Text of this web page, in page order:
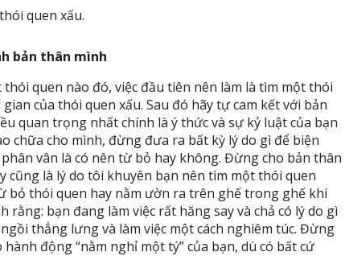
quen xấu.
bản thân mình
quen nào đó, việc đầu tiên nên làm là tìm một thói
của thói quen xấu. Sau đó hãy tự cam kết với bản
quan trọng nhất chính là ý thức và sự kỷ luật của bạn
chữa cho mình, đừng đưa ra bất kỳ lý do gì để biện
vân là có nên từ bỏ hay không. Đừng cho bản thân
cũng là lý do tôi khuyên bạn nên tìm một thói quen
bỏ thói quen hay nằm ườn ra trên ghế trong ghế khi
rằng: bạn đang làm việc rất hăng say và chả có lý do gì
thẳng lưng và làm việc một cách nghiêm túc. Đừng
động “nằm nghỉ một tý” của bạn, dù có bất cứ